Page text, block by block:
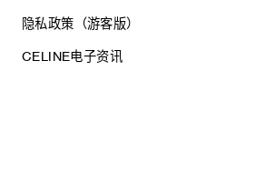
隐私政策（游客版）
CELINE电子资讯